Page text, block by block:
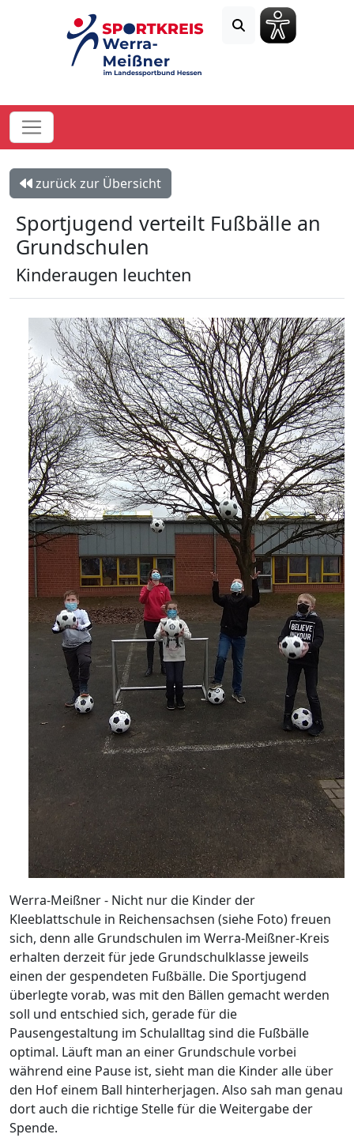
zurück zur Übersicht
Sportjugend verteilt Fußbälle an
Grundschulen
Kinderaugen leuchten
Werra-Meißner - Nicht nur die Kinder der
Kleeblattschule in Reichensachsen (siehe Foto) freuen
sich, denn alle Grundschulen im Werra-Meißner-Kreis
erhalten derzeit für jede Grundschulklasse jeweils
einen der gespendeten Fußbälle. Die Sportjugend
überlegte vorab, was mit den Bällen gemacht werden
soll und entschied sich, gerade für die
Pausengestaltung im Schulalltag sind die Fußbälle
optimal. Läuft man an einer Grundschule vorbei
während eine Pause ist, sieht man die Kinder alle über
den Hof einem Ball hinterherjagen. Also sah man genau
dort auch die richtige Stelle für die Weitergabe der
Spende.